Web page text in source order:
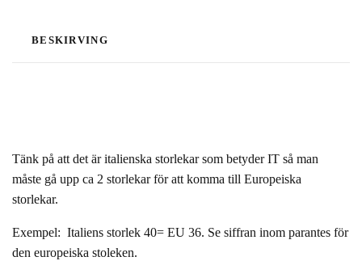
BESKIRVING
Tänk på att det är italienska storlekar som betyder IT så man
måste gå upp ca 2 storlekar för att komma till Europeiska
storlekar.
Exempel: Italiens storlek 40= EU 36. Se siffran inom parantes för
den europeiska stoleken.